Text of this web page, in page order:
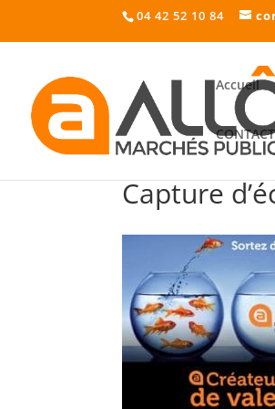
04 42 52 10 84
Accueil
CONTACT
Capture